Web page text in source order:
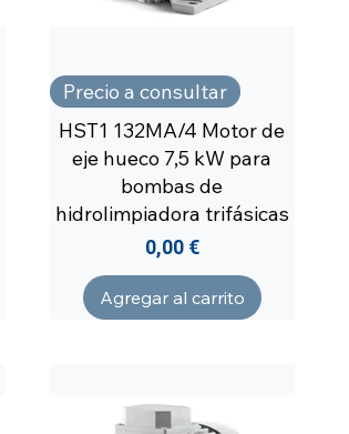
Precio a consultar
HST1 132MA/4 Motor de
eje hueco 7,5 kW para
bombas de
hidrolimpiadora trifásicas
Precio
0,00 €
Agregar al carrito